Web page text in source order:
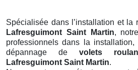
Spécialisée dans l’installation et la
Lafresguimont Saint Martin,
professionnels dans la
dépannage de volets
Lafresguimont Saint Martin.